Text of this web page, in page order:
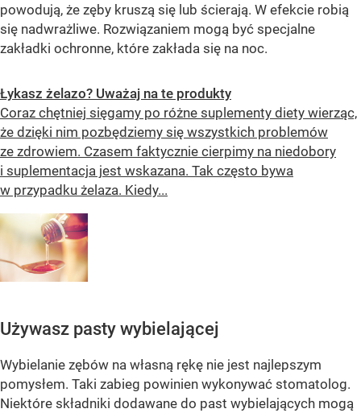
powodują, że zęby kruszą się lub ścierają. W efekcie robią
się nadwrażliwe. Rozwiązaniem mogą być specjalne
zakładki ochronne, które zakłada się na noc.
Łykasz żelazo? Uważaj na te produkty
Coraz chętniej sięgamy po różne suplementy diety wierząc,
że dzięki nim pozbędziemy się wszystkich problemów
ze zdrowiem. Czasem faktycznie cierpimy na niedobory
i suplementacja jest wskazana. Tak często bywa
w przypadku żelaza. Kiedy...
Używasz pasty wybielającej
Wybielanie zębów na własną rękę nie jest najlepszym
pomysłem. Taki zabieg powinien wykonywać stomatolog.
Niektóre składniki dodawane do past wybielających mogą